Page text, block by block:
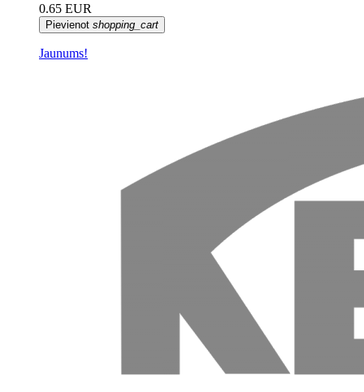
0.65 EUR
Pievienot shopping_cart
Jaunums!